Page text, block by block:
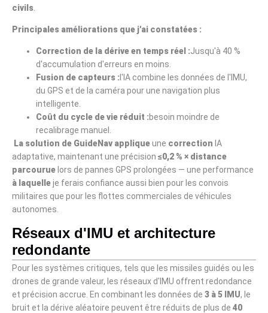
civils
Principales améliorations que j'ai constatées :
Correction de la dérive en temps réel :Jusqu'à 40 %
d'accumulation d'erreurs en moins.
Fusion de capteurs : l'IA combine les données de l'IMU,
du GPS et de la caméra pour une navigation plus
intelligente.
Coût du cycle de vie réduit :besoin moindre de
recalibrage manuel.
La solution de GuideNav appliqueune correction IA
adaptative, maintenant une précision ≤0,2 % × distance
parcourue lors de pannes GPS prolongées — une performance
à laquelleje ferais confiance aussi bien pour les convois
militaires que pour les flottes commerciales de véhicules
autonomes.
Réseaux d'IMU et architecture
redondante
Pour les systèmes critiques, tels que les missiles guidés ou les
drones de grande valeur, les réseaux d'IMU offrent redondance
et précision accrue. En combinant les données de 3 à 5 IMU, le
bruit et la dérive aléatoire peuvent être réduits de plus de 40